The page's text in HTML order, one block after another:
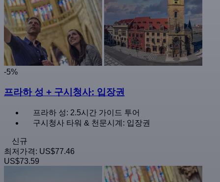
-5%
프라하 성 + 구시청사: 입장권
프라하 성: 2.5시간 가이드 투어
구시청사 타워 & 천문시계: 입장권
신규
최저가격: US$77.46
US$73.59